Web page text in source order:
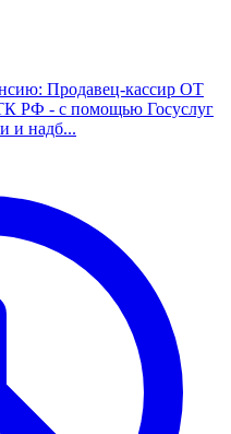
Продавец-кассир ОТ
РФ - с помощью Госуслуг
и надб...